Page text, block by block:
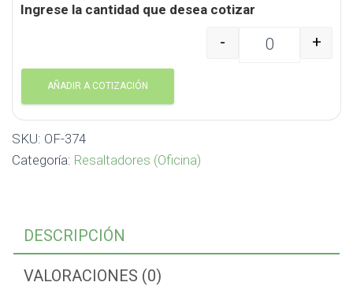
Ingrese la cantidad que desea cotizar
Resaltador de Cera
- +
AÑADIR A COTIZACIÓN
SKU: OF-374
Categoría: Resaltadores (Oficina)
DESCRIPCIÓN
VALORACIONES (0)